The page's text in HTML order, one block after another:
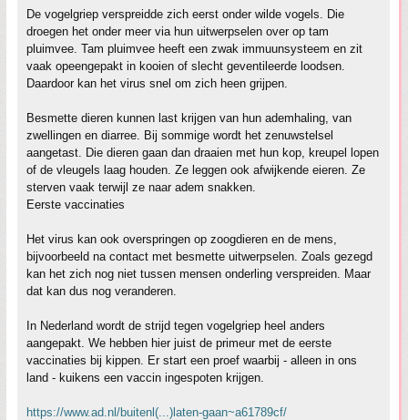
De vogelgriep verspreidde zich eerst onder wilde vogels. Die
droegen het onder meer via hun uitwerpselen over op tam
pluimvee. Tam pluimvee heeft een zwak immuunsysteem en zit
vaak opeengepakt in kooien of slecht geventileerde loodsen.
Daardoor kan het virus snel om zich heen grijpen.
Besmette dieren kunnen last krijgen van hun ademhaling, van
zwellingen en diarree. Bij sommige wordt het zenuwstelsel
aangetast. Die dieren gaan dan draaien met hun kop, kreupel lopen
of de vleugels laag houden. Ze leggen ook afwijkende eieren. Ze
sterven vaak terwijl ze naar adem snakken.
Eerste vaccinaties
Het virus kan ook overspringen op zoogdieren en de mens,
bijvoorbeeld na contact met besmette uitwerpselen. Zoals gezegd
kan het zich nog niet tussen mensen onderling verspreiden. Maar
dat kan dus nog veranderen.
In Nederland wordt de strijd tegen vogelgriep heel anders
aangepakt. We hebben hier juist de primeur met de eerste
vaccinaties bij kippen. Er start een proef waarbij - alleen in ons
land - kuikens een vaccin ingespoten krijgen.
https://www.ad.nl/buitenl(...)laten-gaan~a61789cf/